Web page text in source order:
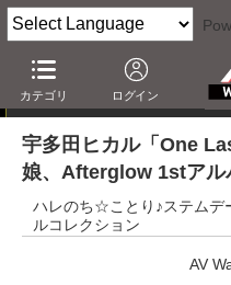
カテゴリ ログイン
e-onkyo music週間ハイレ
宇多田ヒカル「One
娘、Afterglow 1stアル
ハレのち☆ことり♪ステムデ
ルコレクション
AV